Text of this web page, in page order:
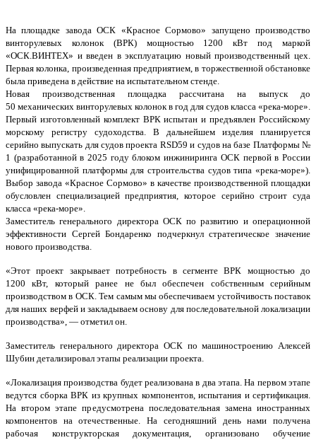
На площадке завода ОСК «Красное Сормово» запущено производство
винторулевых колонок (ВРК) мощностью 1200 кВт под маркой
«ОСК.ВИНТЕХ» и введен в эксплуатацию новый производственный цех.
Первая колонка, произведенная предприятием, в торжественной обстановке
была приведена в действие на испытательном стенде.
Новая производственная площадка рассчитана на выпуск до
50 механических винторулевых колонок в год для судов класса «река-море».
Первый изготовленный комплект ВРК испытан и предъявлен Российскому
морскому регистру судоходства. В дальнейшем изделия планируется
серийно выпускать для судов проекта RSD59 и судов на базе Платформы №
1 (разработанной в 2025 году блоком инжиниринга ОСК первой в России
унифицированной платформы для строительства судов типа «река-море»).
Выбор завода «Красное Сормово» в качестве производственной площадки
обусловлен специализацией предприятия, которое серийно строит суда
класса «река-море».
Заместитель генерального директора ОСК по развитию и операционной
эффективности Сергей Бондаренко подчеркнул стратегическое значение
нового производства.
«Этот проект закрывает потребность в сегменте ВРК мощностью до
1200 кВт, который ранее не был обеспечен собственным серийным
производством в ОСК. Тем самым мы обеспечиваем устойчивость поставок
для наших верфей и закладываем основу для последовательной локализации
производства», — отметил он.
Заместитель генерального директора ОСК по машиностроению Алексей
Шубин детализировал этапы реализации проекта.
«Локализация производства будет реализована в два этапа. На первом этапе
ведутся сборка ВРК из крупных компонентов, испытания и сертификация.
На втором этапе предусмотрена последовательная замена иностранных
компонентов на отечественные. На сегодняшний день нами получена
рабочая конструкторская документация, организовано обучение